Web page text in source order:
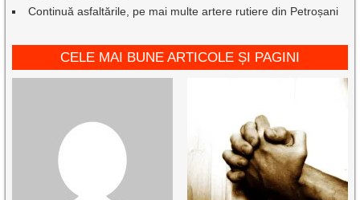
Continuă asfaltările, pe mai multe artere rutiere din Petroșani
CELE MAI BUNE ARTICOLE ȘI PAGINI